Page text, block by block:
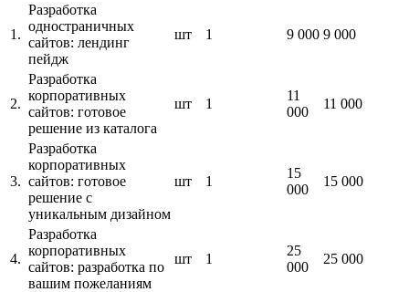
1.
Разработка
одностраничных
сайтов: лендинг
пейдж
шт 1 9 000 9 000
2.
Разработка
корпоративных
сайтов: готовое
решение из каталога
шт 1
11
000
11 000
3.
Разработка
корпоративных
сайтов: готовое
решение с
уникальным дизайном
шт 1
15
000
15 000
4.
Разработка
корпоративных
сайтов: разработка по
вашим пожеланиям
шт 1
25
000
25 000